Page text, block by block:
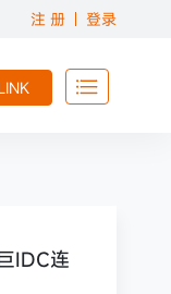
注 册 登录

IDC连